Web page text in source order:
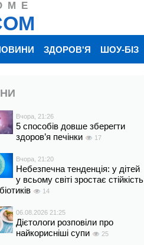
ЗДОРОВ'Я ШОУ-БІЗ
Вчора, 21:26
5 способів довше зберегти
здоров’я печінки
17
Вчора, 21:20
Небезпечна тенденція: у дітей
у всьому світі зростає стійкість
14
06.08.2026 21:25
Дієтологи розповіли про
найкорисніші супи
25